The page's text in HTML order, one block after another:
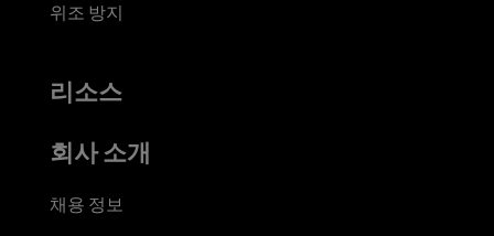
위조 방지
리소스
회사 소개
채용 정보